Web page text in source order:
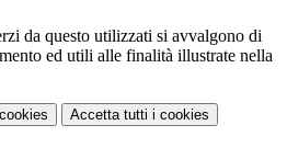
da questo utilizzati si avvalgono di
ed utili alle finalità illustrate nella
Accetta tutti i cookies